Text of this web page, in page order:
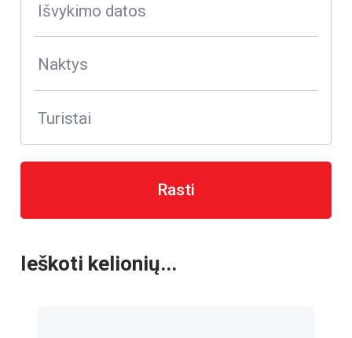
Išvykimo datos
Naktys
Turistai
Rasti
Ieškoti kelionių...